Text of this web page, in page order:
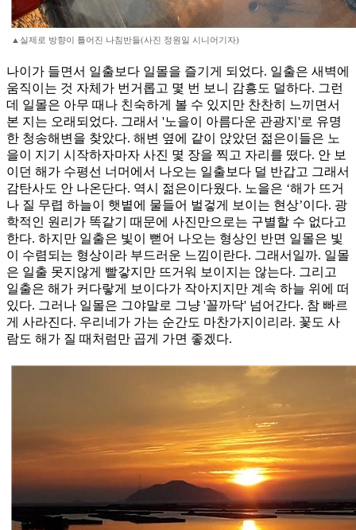
▲실제로 방향이 틀어진 나침반들(사진 정원일 시니어기자)
나이가 들면서 일출보다 일몰을 즐기게 되었다. 일출은 새벽에
움직이는 것 자체가 번거롭고 몇 번 보니 감흥도 덜하다. 그런
데 일몰은 아무 때나 친숙하게 볼 수 있지만 찬찬히 느끼면서
본 지는 오래되었다. 그래서 '노을이 아름다운 관광지'로 유명
한 청송해변을 찾았다. 해변 옆에 같이 앉았던 젊은이들은 노
을이 지기 시작하자마자 사진 몇 장을 찍고 자리를 떴다. 안 보
이던 해가 수평선 너머에서 나오는 일출보다 덜 반갑고 그래서
감탄사도 안 나온단다. 역시 젊은이다웠다. 노을은 ‘해가 뜨거
나 질 무렵 하늘이 햇볕에 물들어 벌겋게 보이는 현상’이다. 광
학적인 원리가 똑같기 때문에 사진만으로는 구별할 수 없다고
한다. 하지만 일출은 빛이 뻗어 나오는 형상인 반면 일몰은 빛
이 수렴되는 형상이라 부드러운 느낌이란다. 그래서일까. 일몰
은 일출 못지않게 빨갛지만 뜨거워 보이지는 않는다. 그리고
일출은 해가 커다랗게 보이다가 작아지지만 계속 하늘 위에 떠
있다. 그러나 일몰은 그야말로 그냥 '꼴까닥' 넘어간다. 참 빠르
게 사라진다. 우리네가 가는 순간도 마찬가지이리라. 꽃도 사
람도 해가 질 때처럼만 곱게 가면 좋겠다.